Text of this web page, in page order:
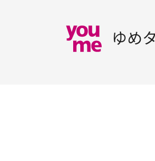
ゆめ